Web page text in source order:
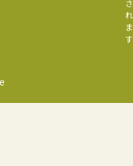
さ
れ
ま